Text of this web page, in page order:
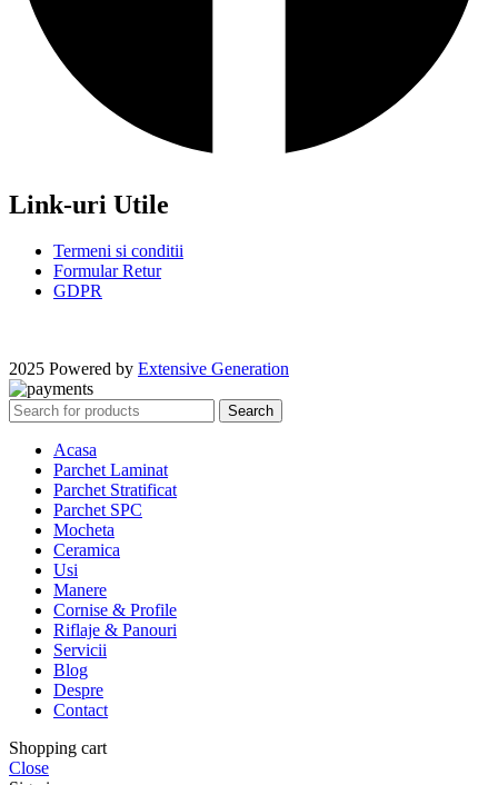
Link-uri Utile
Termeni si conditii
Formular Retur
GDPR
2025 Powered by Extensive Generation
Search
Acasa
Parchet Laminat
Parchet Stratificat
Parchet SPC
Mocheta
Ceramica
Usi
Manere
Cornise & Profile
Riflaje & Panouri
Servicii
Blog
Despre
Contact
Shopping cart
Close